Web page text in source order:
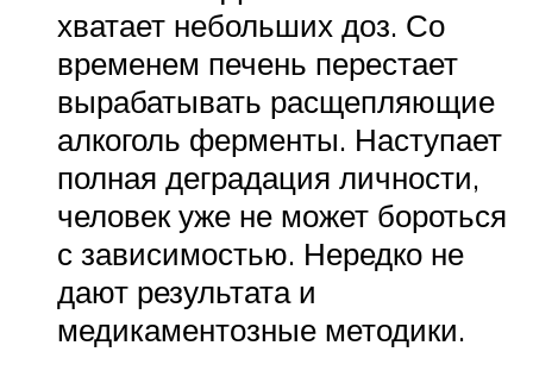
хватает небольших доз. Со
временем печень перестает
вырабатывать расщепляющие
алкоголь ферменты. Наступает
полная деградация личности,
человек уже не может бороться
с зависимостью. Нередко не
дают результата и
медикаментозные методики.